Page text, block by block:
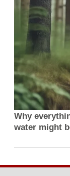
Why
water might